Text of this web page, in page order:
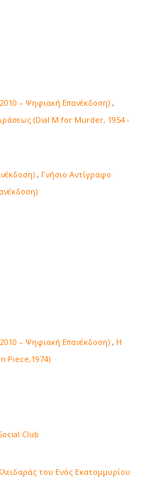
– Ψηφιακή Επανέκδοση) ,
(Dial M for Murder, 1954 -
, Γνήσιο Αντίγραφο
– Ψηφιακή Επανέκδοση) , Η
Piece,1974)
Club
του Ενός Εκατομμυρίου